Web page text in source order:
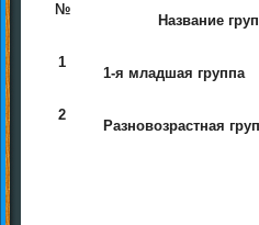
№
Название
1
1-я младшая группа
2
Разновозрастная